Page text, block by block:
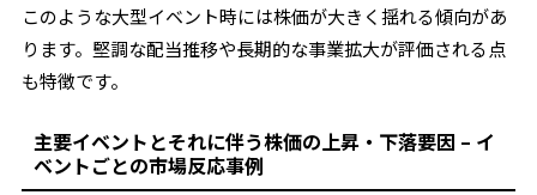
このような大型イベント時には株価が大きく揺れる傾向があ
ります。堅調な配当推移や長期的な事業拡大が評価される点
も特徴です。
主要イベントとそれに伴う株価の上昇・下落要因 – イ
ベントごとの市場反応事例